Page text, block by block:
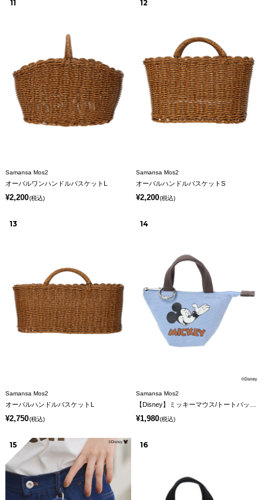
11
Samansa Mos2
オーバルワンハンドルバスケットL
¥2,200(税込)
12
Samansa Mos2
オーバルハンドルバスケットS
¥2,200(税込)
13
Samansa Mos2
オーバルハンドルバスケットL
¥2,750(税込)
14
Samansa Mos2
¥1,980(税込)
15 16